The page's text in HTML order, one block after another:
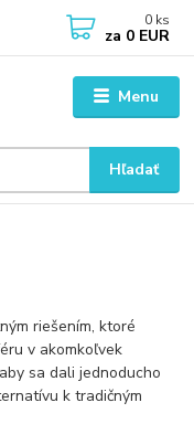
Menu
Hľadať
0 ks
za 0 EUR
riešením, ktoré
v akomkoľvek
sa dali jednoducho
k tradičným